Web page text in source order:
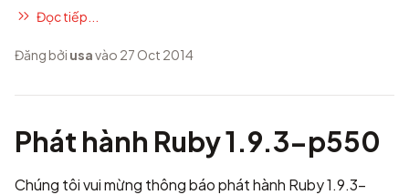
Đọc tiếp...
Đăng bởi usavào 27 Oct 2014
Phát hành Ruby 1.9.3-p550
Chúng tôi vui mừng thông báo phát hành Ruby 1.9.3-